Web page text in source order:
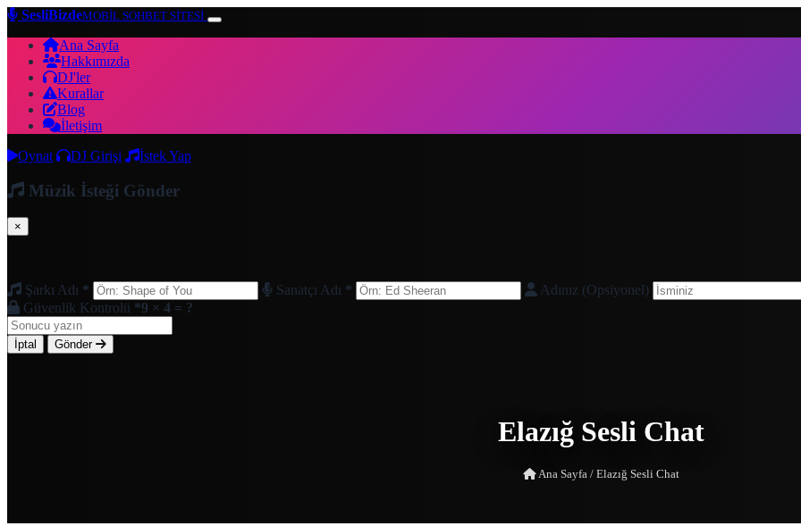
SesliBizdeMOBİL SOHBET SİTESİ
Ana Sayfa
Hakkımızda
DJ'ler
Kurallar
Blog
İletişim
Oynat
DJ Girişi İstek Yap
Müzik İsteği Gönder
×
Şarkı Adı * Sanatçı Adı * Adınız (Opsiyonel)
Güvenlik Kontrolü *9 × 4 = ?
İptal Gönder
Elazığ Sesli Chat
Ana Sayfa /Elazığ Sesli Chat